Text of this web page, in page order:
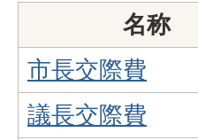
名称
市長交際費
議長交際費